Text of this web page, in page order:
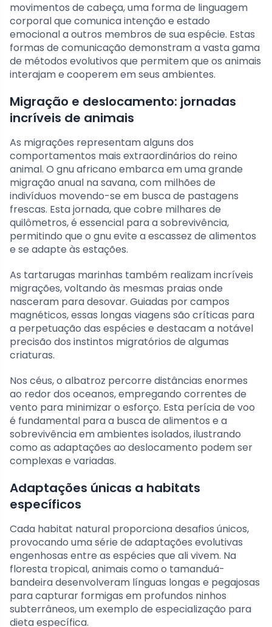
movimentos de cabeça, uma forma de linguagem
corporal que comunica intenção e estado
emocional a outros membros de sua espécie. Estas
formas de comunicação demonstram a vasta gama
de métodos evolutivos que permitem que os animais
interajam e cooperem em seus ambientes.
Migração e deslocamento: jornadas
incríveis de animais
As migrações representam alguns dos
comportamentos mais extraordinários do reino
animal. O gnu africano embarca em uma grande
migração anual na savana, com milhões de
indivíduos movendo-se em busca de pastagens
frescas. Esta jornada, que cobre milhares de
quilômetros, é essencial para a sobrevivência,
permitindo que o gnu evite a escassez de alimentos
e se adapte às estações.
As tartarugas marinhas também realizam incríveis
migrações, voltando às mesmas praias onde
nasceram para desovar. Guiadas por campos
magnéticos, essas longas viagens são críticas para
a perpetuação das espécies e destacam a notável
precisão dos instintos migratórios de algumas
criaturas.
Nos céus, o albatroz percorre distâncias enormes
ao redor dos oceanos, empregando correntes de
vento para minimizar o esforço. Esta perícia de voo
é fundamental para a busca de alimentos e a
sobrevivência em ambientes isolados, ilustrando
como as adaptações ao deslocamento podem ser
complexas e variadas.
Adaptações únicas a habitats
específicos
Cada habitat natural proporciona desafios únicos,
provocando uma série de adaptações evolutivas
engenhosas entre as espécies que ali vivem. Na
floresta tropical, animais como o tamanduá-
bandeira desenvolveram línguas longas e pegajosas
para capturar formigas em profundos ninhos
subterrâneos, um exemplo de especialização para
dieta específica.